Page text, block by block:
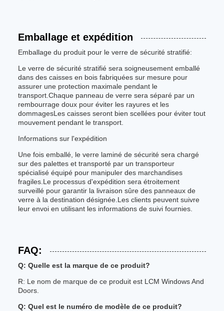
Emballage et expédition
Emballage du produit pour le verre de sécurité stratifié:
Le verre de sécurité stratifié sera soigneusement emballé
dans des caisses en bois fabriquées sur mesure pour
assurer une protection maximale pendant le
transport.Chaque panneau de verre sera séparé par un
rembourrage doux pour éviter les rayures et les
dommagesLes caisses seront bien scellées pour éviter tout
mouvement pendant le transport.
Informations sur l'expédition
Une fois emballé, le verre laminé de sécurité sera chargé
sur des palettes et transporté par un transporteur
spécialisé équipé pour manipuler des marchandises
fragiles.Le processus d'expédition sera étroitement
surveillé pour garantir la livraison sûre des panneaux de
verre à la destination désignée.Les clients peuvent suivre
leur envoi en utilisant les informations de suivi fournies.
FAQ:
Q: Quelle est la marque de ce produit?
R: Le nom de marque de ce produit est LCM Windows And
Doors.
Q: Quel est le numéro de modèle de ce produit?